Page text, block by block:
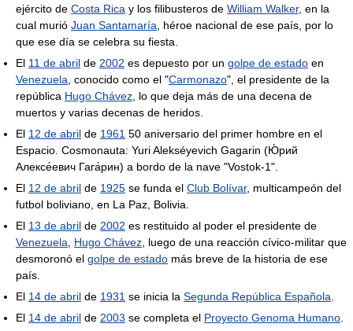
ejército de Costa Rica y los filibusteros de William Walker, en la
cual murió Juan Santamaría , héroe nacional de ese país, por lo
que ese día se celebra su fiesta.
El 11 de abril de 2002 es depuesto por un golpe de estado en
Venezuela , conocido como el "Carmonazo", el presidente de la
república Hugo Chávez , lo que deja más de una decena de
muertos y varias decenas de heridos.
El 12 de abril de 1961 50 aniversario del primer hombre en el
Espacio. Cosmonauta: Yuri Alekséyevich Gagarin (Ю́рий
Алексе́евич Гага́рин) a bordo de la nave "Vostok-1".
El 12 de abril de 1925 se funda el Club Bolívar, multicampeón del
futbol boliviano, en La Paz, Bolivia.
El 13 de abril de 2002 es restituido al poder el presidente de
Venezuela
Hugo Chávez , luego de una reacción cívico-militar que
desmoronó el golpe de estado más breve de la historia de ese
país.
El 14 de abril de 1931 se inicia la Segunda República Española
El 14 de abril de 2003 se completa el Proyecto Genoma Humano